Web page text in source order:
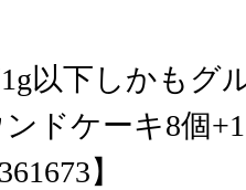
以下しかもグ
ドケーキ8個
】